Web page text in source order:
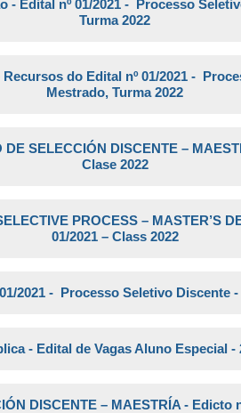
- Edital nº 01/2021 - Processo
Turma 2022
do Edital nº 01/2021 -
Mestrado, Turma 2022
DE SELECCIÓN DISCENTE –
Clase 2022
PROCESS – MASTER’S
01/2021 – Class 2022
2021 - Processo Seletivo Discente
- Edital de Vagas Aluno Especial -
DISCENTE – MAESTRÍA - Edicto